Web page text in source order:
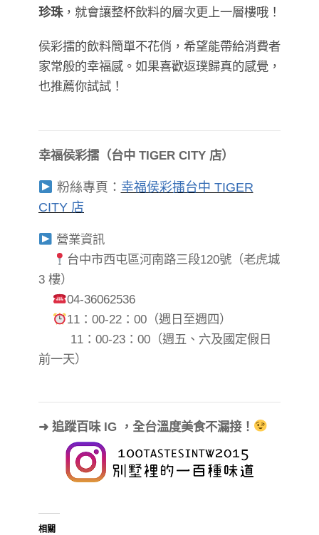
珍珠，就會讓整杯飲料的層次更上一層樓哦！
侯彩擂的飲料簡單不花俏，希望能帶給消費者
家常般的幸福感。如果喜歡返璞歸真的感覺，
也推薦你試試！
幸福侯彩擂（台中 TIGER CITY 店）
粉絲專頁： 幸福侯彩擂台中 TIGER
CITY 店
營業資訊
台中市西屯區河南路三段120號（老虎城
3 樓）
04-36062536
11：00-22：00（週日至週四）
11：00-23：00（週五、六及國定假日
前一天）
➜ 追蹤百味 IG ，全台溫度美食不漏接！
相關